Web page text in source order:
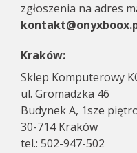
zgłoszenia na adres
Kraków:
Sklep Komputerowy
ul. Gromadzka 46
Budynek A, 1sze
30-714 Kraków
tel.: 502-947-502